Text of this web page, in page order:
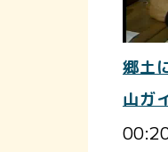
郷土
山ガ